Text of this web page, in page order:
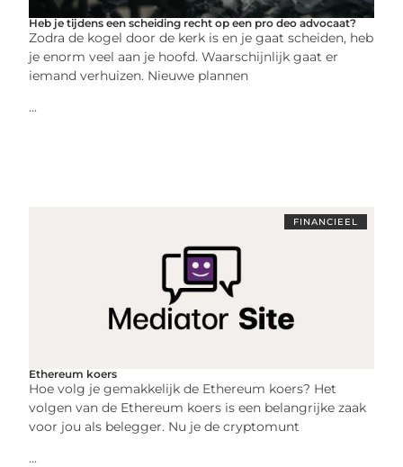
Heb je tijdens een scheiding recht op een pro deo advocaat?
Zodra de kogel door de kerk is en je gaat scheiden, heb
je enorm veel aan je hoofd. Waarschijnlijk gaat er
iemand verhuizen. Nieuwe plannen
...
FINANCIEEL
Ethereum koers
Hoe volg je gemakkelijk de Ethereum koers? Het
volgen van de Ethereum koers is een belangrijke zaak
voor jou als belegger. Nu je de cryptomunt
...